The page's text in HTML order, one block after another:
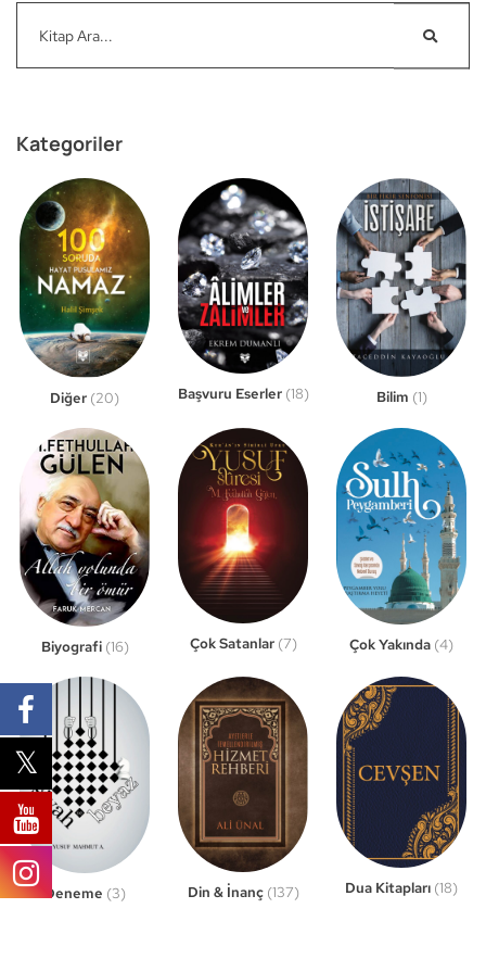
Kategoriler
Diğer (20) Başvuru Eserler (18) Bilim (1)
Biyografi (16) Çok Satanlar (7) Çok Yakında (4)
Deneme (3) Din & İnanç (137) Dua Kitapları (18)